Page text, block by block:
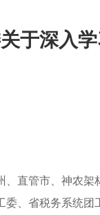
年创新创业大赛乡村
年创新创业大赛乡
于深入
、直管市、神农
委、省税务系统